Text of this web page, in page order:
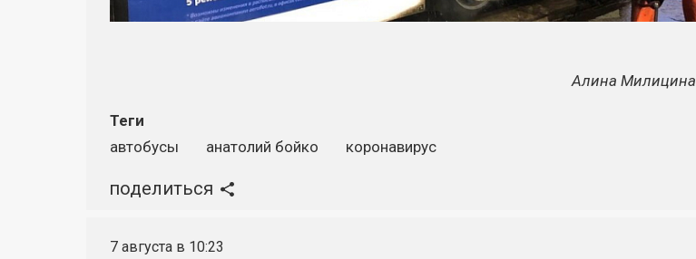
Алина Милицина
Теги
автобусы
анатолий бойко коронавирус
поделиться
7 августа в 10:23